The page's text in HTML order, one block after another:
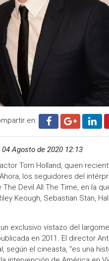
en:
04 Agosto de 2020 12:13
Tom Holland, quien
los seguidores del
Devil All The Time, en la
Keough, Sebastian Stan,
exclusivo vistazo del
en 2011. El director
según el cineasta, “es una